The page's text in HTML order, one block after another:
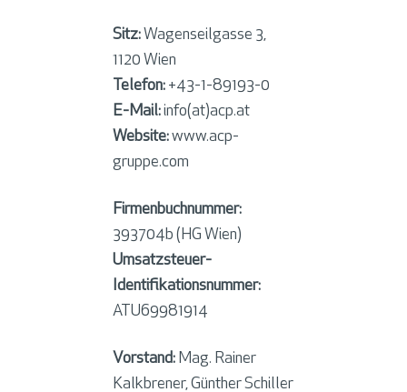
Sitz: Wagenseilgasse 3,
1120 Wien
Telefon: +43-1-89193-0
E-Mail:info(at)acp.at
Website:www.acp-
gruppe.com
Firmenbuchnummer:
393704b (HG Wien)
Umsatzsteuer-
Identifikationsnummer:
ATU69981914
Vorstand: Mag. Rainer
Kalkbrener, Günther Schiller